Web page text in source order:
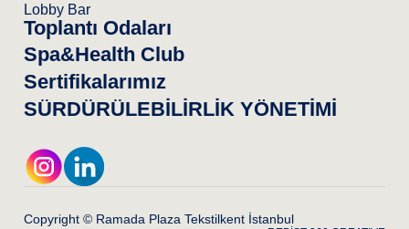
Lobby Bar
Toplantı Odaları
Spa&Health Club
Sertifikalarımız
SÜRDÜRÜLEBİLİRLİK YÖNETİMİ
Copyright © Ramada Plaza Tekstilkent İstanbul